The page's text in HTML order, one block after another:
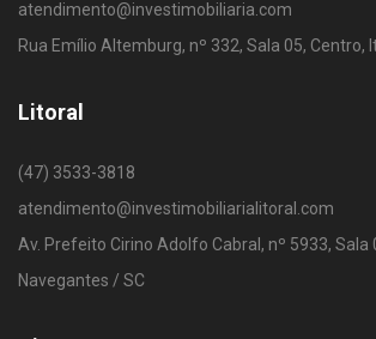
atendimento@investimobiliaria.com
Rua Emílio Altemburg, nº 332, Sala 05, Centro,
Litoral
(47) 3533-3818
atendimento@investimobiliarialitoral.com
Av. Prefeito Cirino Adolfo Cabral, nº 5933, Sala
Navegantes / SC